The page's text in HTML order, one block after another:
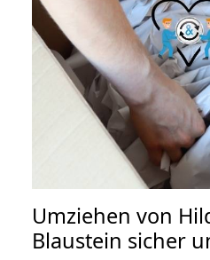
Umziehen von
Blaustein sicher